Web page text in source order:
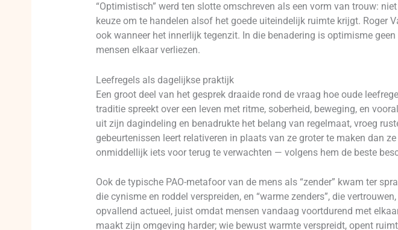
“Optimistisch” werd ten slotte omschreven als een vorm van trouw:
keuze om te handelen alsof het goede uiteindelijk ruimte krijgt. Roger
ook wanneer het innerlijk tegenzit. In die benadering is optimisme
mensen elkaar verliezen.
Leefregels als dagelijkse praktijk
Een groot deel van het gesprek draaide rond de vraag hoe oude
traditie spreekt over een leven met ritme, soberheid, beweging, en
uit zijn dagindeling en benadrukte het belang van regelmaat, vroeg
gebeurtenissen leert relativeren in plaats van ze groter te maken dan
onmiddellijk iets voor terug te verwachten — volgens hem de beste
Ook de typische PAO-metafoor van de mens als “zender” kwam ter
die cynisme en roddel verspreiden, en “warme zenders”, die
opvallend actueel, juist omdat mensen vandaag voortdurend met
maakt zijn omgeving harder; wie bewust warmte verspreidt, opent